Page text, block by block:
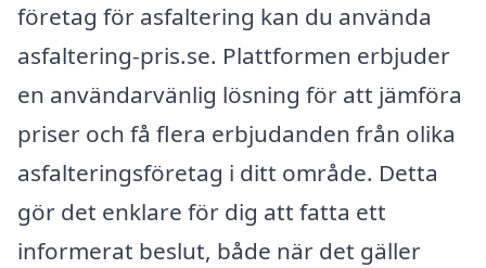
företag för asfaltering kan du använda
asfaltering-pris.se. Plattformen erbjuder
en användarvänlig lösning för att jämföra
priser och få flera erbjudanden från olika
asfalteringsföretag i ditt område. Detta
gör det enklare för dig att fatta ett
informerat beslut, både när det gäller